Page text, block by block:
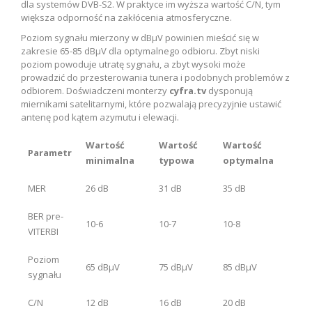
dla systemów DVB-S2. W praktyce im wyższa wartość C/N, tym
większa odporność na zakłócenia atmosferyczne.
Poziom sygnału mierzony w dBμV powinien mieścić się w
zakresie 65-85 dBμV dla optymalnego odbioru. Zbyt niski
poziom powoduje utratę sygnału, a zbyt wysoki może
prowadzić do przesterowania tunera i podobnych problemów z
odbiorem. Doświadczeni monterzy cyfra.tvdysponują
miernikami satelitarnymi, które pozwalają precyzyjnie ustawić
antenę pod kątem azymutu i elewacji.
Parametr
Wartość
minimalna
Wartość
typowa
Wartość
optymalna
MER 26 dB 31 dB 35 dB
BER pre-
VITERBI
10-6 10-7 10-8
Poziom
sygnału
65 dBμV 75 dBμV 85 dBμV
C/N 12 dB 16 dB 20 dB